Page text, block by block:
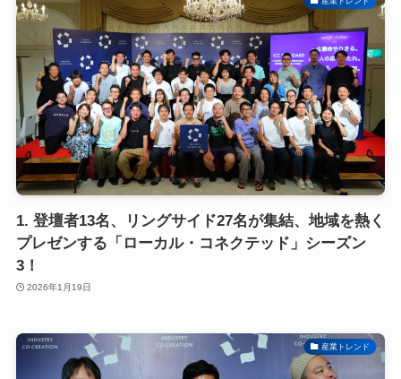
1. 登壇者13名、リングサイド27名が集結、地域を熱く
プレゼンする「ローカル・コネクテッド」シーズン
3！
2026年1月19日
産業トレンド